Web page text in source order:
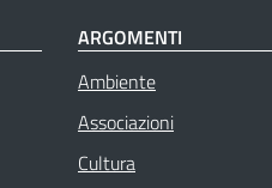
ARGOMENTI
Ambiente
Associazioni
Cultura